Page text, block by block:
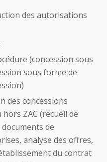
des autorisations
(concession sous
sous forme de
des concessions
hors ZAC (recueil de
de
analyse des offres,
du contrat